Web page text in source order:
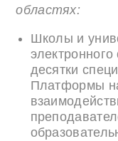
областях:
Школы и
десятки
Платформы